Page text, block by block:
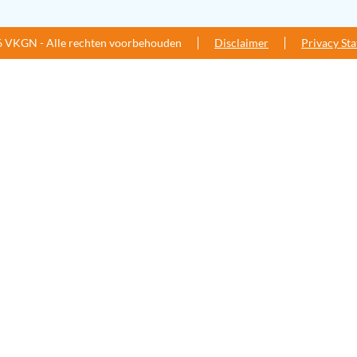
VKGN - Alle rechten voorbehouden Disclaimer Privacy